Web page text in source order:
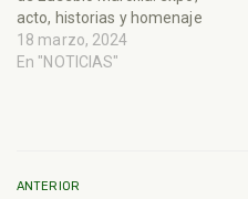
acto, historias y homenaje
18 marzo, 2024
En "NOTICIAS"
ANTERIOR